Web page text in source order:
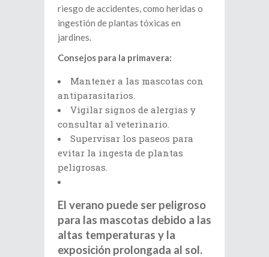
riesgo de accidentes, como heridas o
ingestión de plantas tóxicas en
jardines.
Consejos para la primavera:
Mantener a las mascotas con
antiparasitarios.
Vigilar signos de alergias y
consultar al veterinario.
Supervisar los paseos para
evitar la ingesta de plantas
peligrosas.
El verano puede ser peligroso
para las mascotas debido a las
altas temperaturas y la
exposición prolongada al sol.